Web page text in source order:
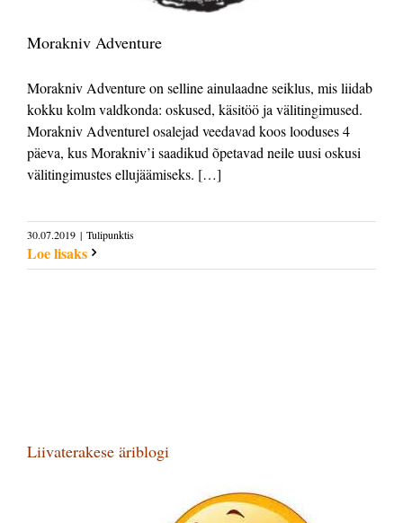
Morakniv Adventure
Morakniv Adventure on selline ainulaadne seiklus, mis liidab
kokku kolm valdkonda: oskused, käsitöö ja välitingimused.
Morakniv Adventurel osalejad veedavad koos looduses 4
päeva, kus Morakniv’i saadikud õpetavad neile uusi oskusi
välitingimustes ellujäämiseks. […]
30.07.2019 | Tulipunktis
Loe lisaks
Liivaterakese äriblogi